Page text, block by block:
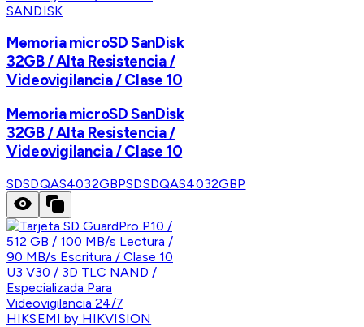
SANDISK
Memoria microSD SanDisk
32GB / Alta Resistencia /
Videovigilancia / Clase 10
Memoria microSD SanDisk
32GB / Alta Resistencia /
Videovigilancia / Clase 10
SDSDQAS4032GBPSDSDQAS4032GBP
HIKSEMI by HIKVISION